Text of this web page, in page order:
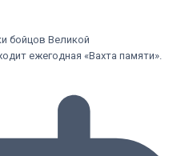
бойцов Великой
ежегодная «Вахта памяти».